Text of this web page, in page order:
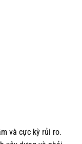
và cực kỳ rủi ro.